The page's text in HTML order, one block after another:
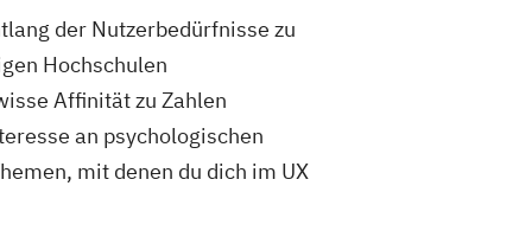
der Nutzerbedürfnisse zu
Hochschulen
Affinität zu Zahlen
an psychologischen
mit denen du dich im UX